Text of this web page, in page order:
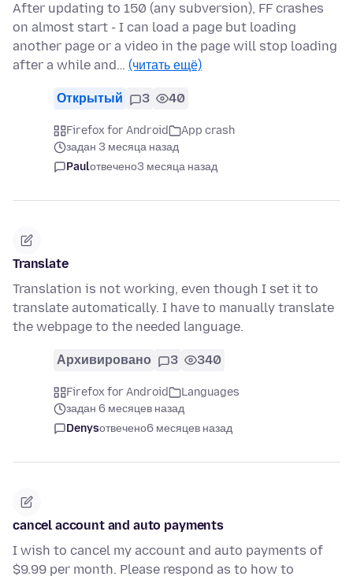
After updating to 150 (any subversion), FF crashes
on almost start - I can load a page but loading
another page or a video in the page will stop loading
after a while and… (читать ещё)
Открытый 3 40
Firefox for Android
App crash
задан 3 месяца назад
Paulотвечено3 месяца назад
Translate
Translation is not working, even though I set it to
translate automatically. I have to manually translate
the webpage to the needed language.
Архивировано 3 340
Firefox for Android
Languages
задан 6 месяцев назад
Denysотвечено6 месяцев назад
cancel account and auto payments
I wish to cancel my account and auto payments of
$9.99 per month. Please respond as to how to